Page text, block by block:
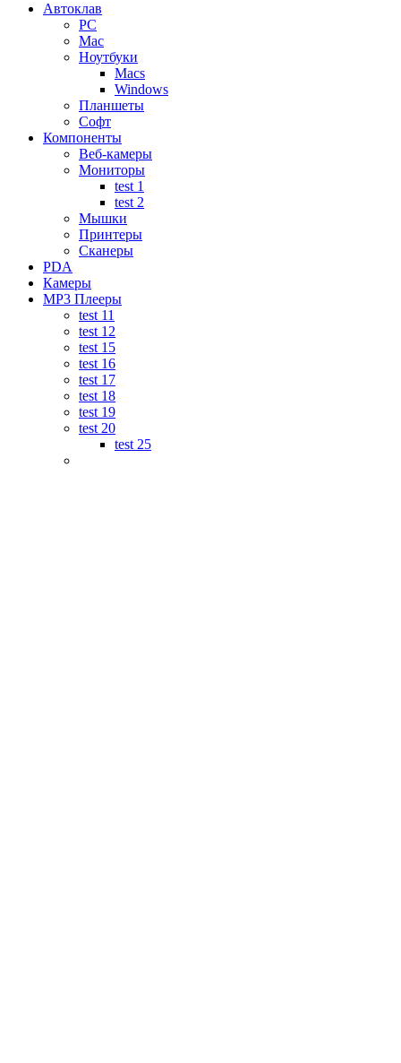
Автоклав
PC
Mac
Ноутбуки
Macs
Windows
Планшеты
Софт
Компоненты
Веб-камеры
Мониторы
test 1
test 2
Мышки
Принтеры
Сканеры
PDA
Камеры
MP3 Плееры
test 11
test 12
test 15
test 16
test 17
test 18
test 19
test 20
test 25